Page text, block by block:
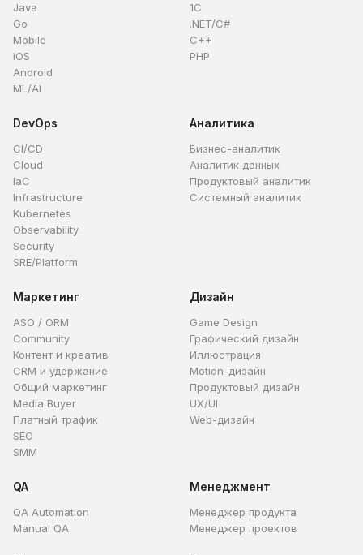
Java
Go
Mobile
iOS
Android
ML/AI
1C
.NET/C#
C++
PHP
DevOps
CI/CD
Cloud
IaC
Infrastructure
Kubernetes
Observability
Security
SRE/Platform
Аналитика
Бизнес-аналитик
Аналитик данных
Продуктовый аналитик
Системный аналитик
Маркетинг
ASO / ORM
Community
Контент и креатив
CRM и удержание
Общий маркетинг
Media Buyer
Платный трафик
SEO
SMM
Дизайн
Game Design
Графический дизайн
Иллюстрация
Motion-дизайн
Продуктовый дизайн
UX/UI
Web-дизайн
QA
QA Automation
Manual QA
Менеджмент
Менеджер продукта
Менеджер проектов